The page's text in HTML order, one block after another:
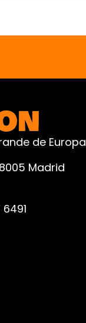
de Europa
Madrid
6491